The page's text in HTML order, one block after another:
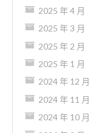
2025 年 4 月
2025 年 3 月
2025 年 2 月
2025 年 1 月
2024 年 12 月
2024 年 11 月
2024 年 10 月